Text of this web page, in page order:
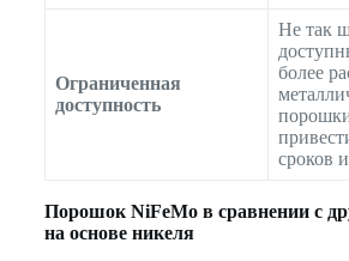
Ограниченная
доступность
Не так
более
сроков
Порошок NiFeMo в сравнении с
на основе никеля